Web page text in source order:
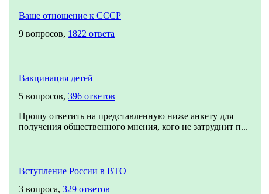
Ваше отношение к СССР
9 вопросов, 1822 ответа
Вакцинация детей
5 вопросов, 396 ответов
Прошу ответить на представленную ниже анкету для
получения общественного мнения, кого не затруднит п...
Вступление России в ВТО
3 вопроса, 329 ответов